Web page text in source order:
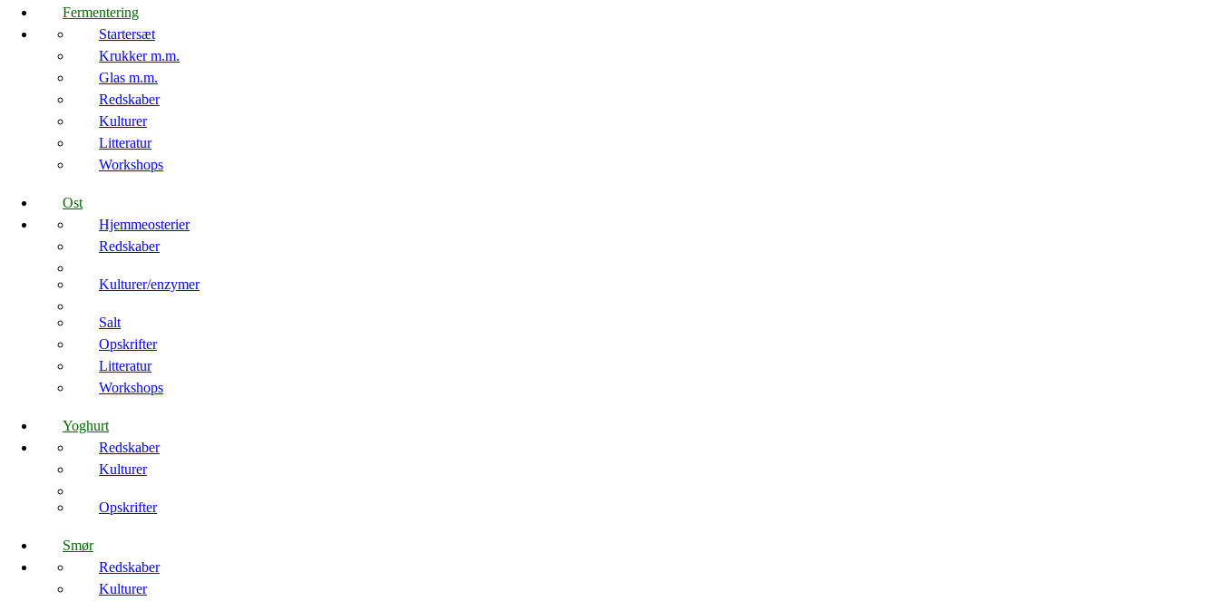
Fermentering
Startersæt
Krukker m.m.
Glas m.m.
Redskaber
Kulturer
Litteratur
Workshops
Ost
Hjemmeosterier
Redskaber
Kulturer/enzymer
Salt
Opskrifter
Litteratur
Workshops
Yoghurt
Redskaber
Kulturer
Opskrifter
Smør
Redskaber
Kulturer